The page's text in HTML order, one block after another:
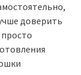
доверить